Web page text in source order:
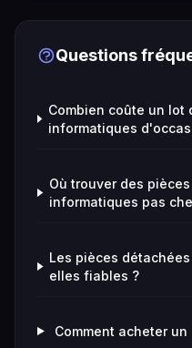
Questions
Combien coûte un lot
informatiques
Où trouver des
informatiques pas
Les pièces
elles fiables ?
Comment acheter